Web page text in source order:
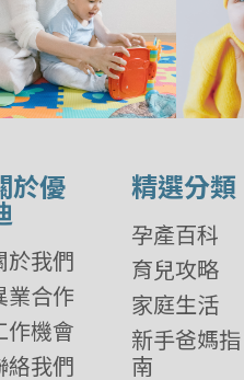
於優
於我們
業合作
作機會
絡我們
精選分類
孕產百科
育兒攻略
家庭生活
新手爸媽指
南